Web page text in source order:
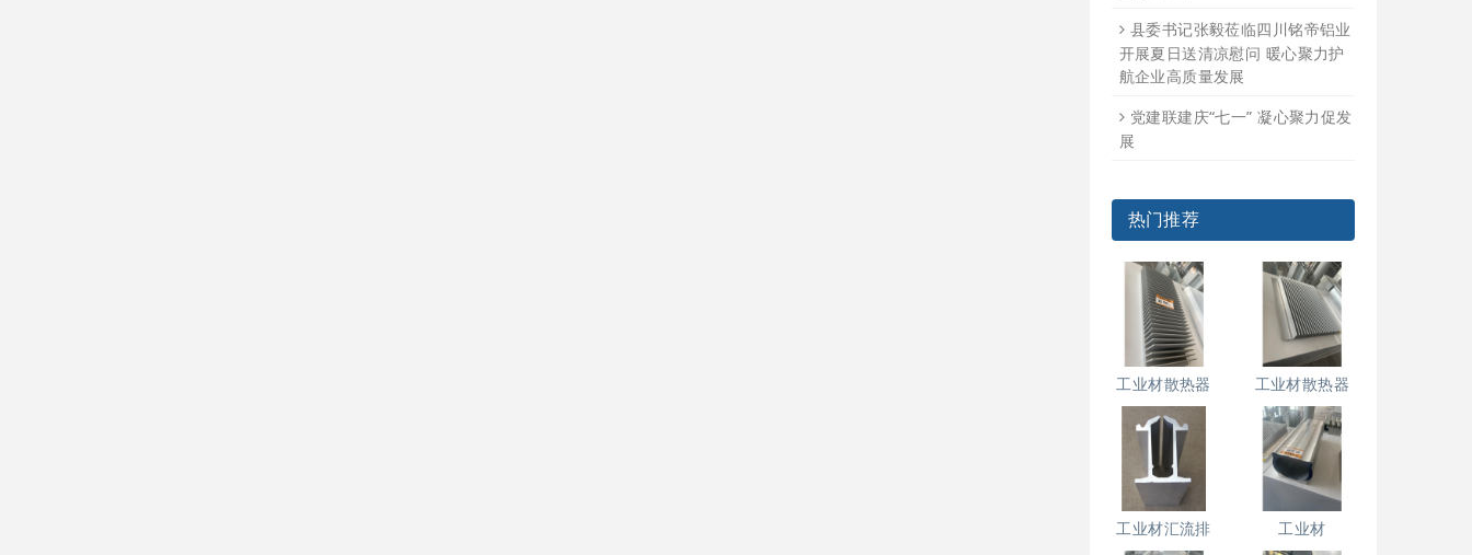
县委书记张毅莅临四川铭帝铝业
开展夏日送清凉慰问 暖心聚力护
航企业高质量发展
党建联建庆“七一” 凝心聚力促发
展
热门推荐
工业材散热器 工业材散热器
工业材汇流排 工业材